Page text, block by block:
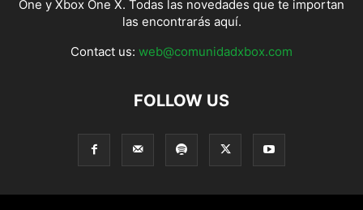
One y Xbox One X. Todas las novedades que te importan
las encontrarás aquí.
Contact us: web@comunidadxbox.com
FOLLOW US